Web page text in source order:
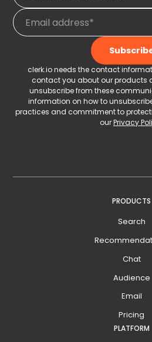
clerk.io needs the contact
contact you about our products
unsubscribe from these
information on how to
practices and commitment to
ourPrivacy
PRODUCTS
Search
Chat
Audience
Email
Pricing
PLATFORM